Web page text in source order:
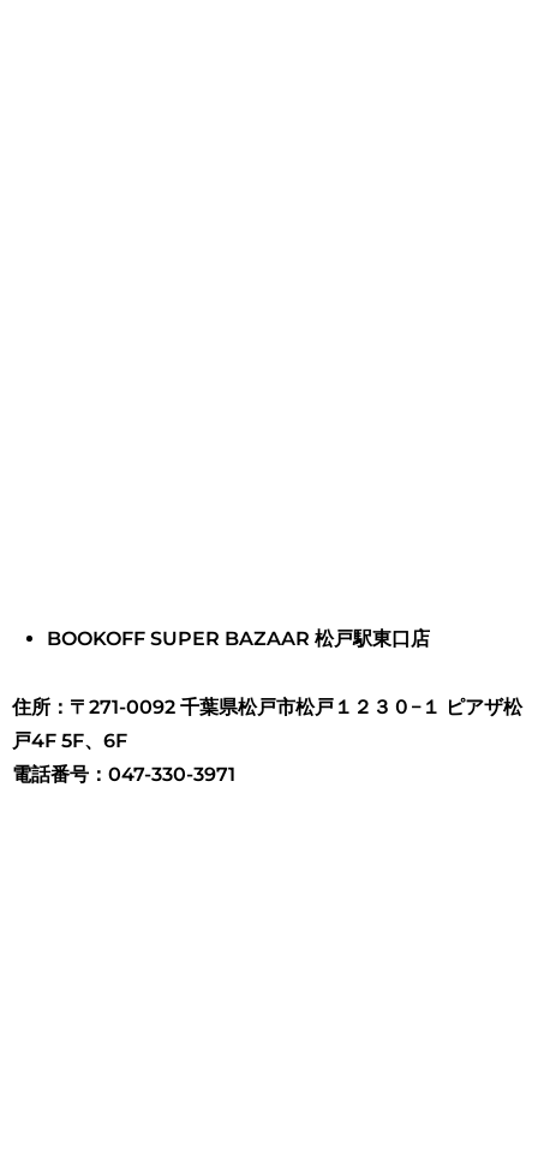
BOOKOFF SUPER BAZAAR 松戸駅東口店
住所：〒271-0092 千葉県松戸市松戸１２３０−１ ピアザ松
戸4F 5F、6F
電話番号：047-330-3971